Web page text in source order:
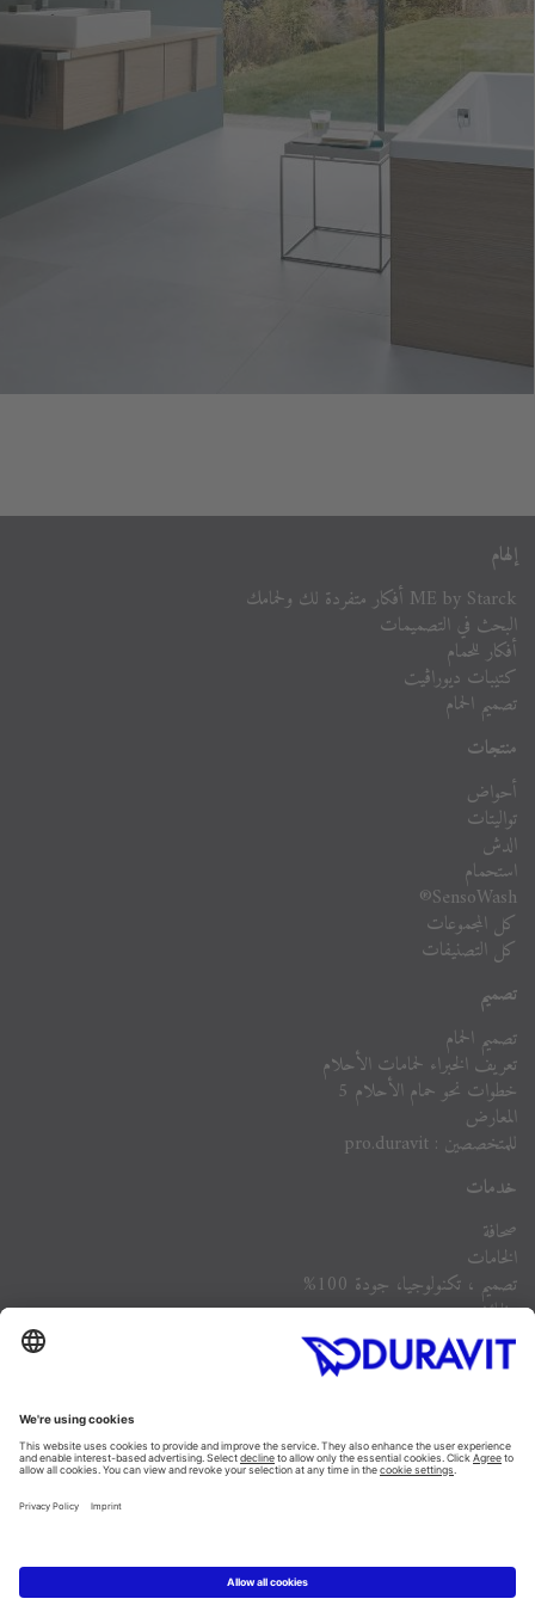
إلهام
ME by Starck أفكار متفردة لك ولحمامك
البحث في التصميمات
أفكار للحمام
كتيبات ديوراڨيت
تصميم الحمام
منتجات
أحواض
تواليتات
الدش
استحمام
SensoWash®
كل المجموعات
كل التصنيفات
تصميم
تصميم الحمام
تعريف الخبراء لحمامات الأحلام
خطوات نحو حمام الأحلام 5
المعارض
للمتخصصين : pro.duravit
خدمات
صحافة
الخامات
تصميم ، تكنولوجيا، جودة 100%
وظائف
الشركة
أسئلة مكررة
Facebook
Instagram